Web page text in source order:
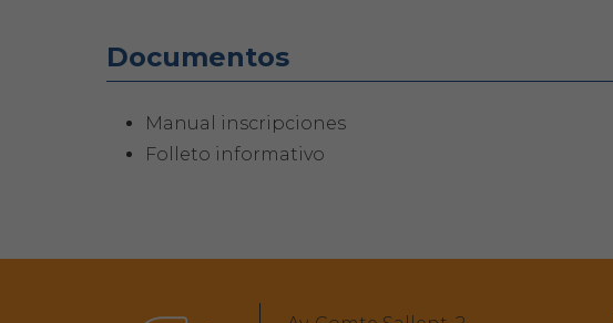
Documentos
Manual inscripciones
Folleto informativo